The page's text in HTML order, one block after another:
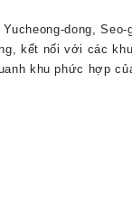
dong,
kết nối với các
khu phức hợp